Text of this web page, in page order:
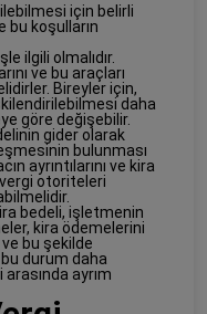
için belirli
bu koşulların
ilgili olmalıdır.
ve bu araçları
Bireyler için,
daha
göre değişebilir.
gider olarak
bulunması
ayrıntılarını ve kira
otoriteleri
bedeli, işletmenin
kira ödemelerini
bu şekilde
durum daha
ayrım